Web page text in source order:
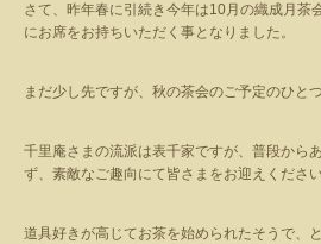
さて、昨年春に引続き今年は10月の織成月茶
にお席をお持ちいただく事となりました。
まだ少し先ですが、秋の茶会のご予定のひと
千里庵さまの流派は表千家ですが、普段から
ず、素敵なご趣向にて皆さまをお迎えください
道具好きが高じてお茶を始められたそうで、